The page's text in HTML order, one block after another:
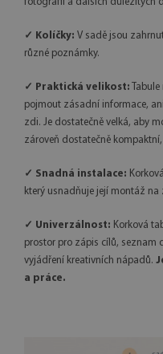
fotografií a dalších důležitých
✓ Kolíčky: V sadě jsou
různé poznámky.
✓ Praktická velikost:
pojmout zásadní informace,
zdi. Je dostatečně velká, aby
zároveň dostatečně
✓ Snadná instalace:
který usnadňuje její montáž na
✓ Univerzálnost: Korková
prostor pro zápis cílů, seznam
vyjádření kreativních nápadů.
a práce.